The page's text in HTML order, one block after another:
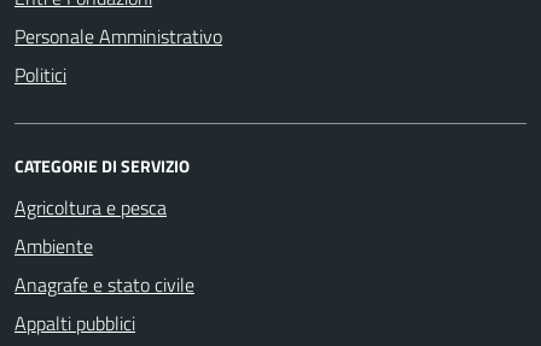
Personale Amministrativo
Politici
CATEGORIE DI SERVIZIO
Agricoltura e pesca
Ambiente
Anagrafe e stato civile
Appalti pubblici